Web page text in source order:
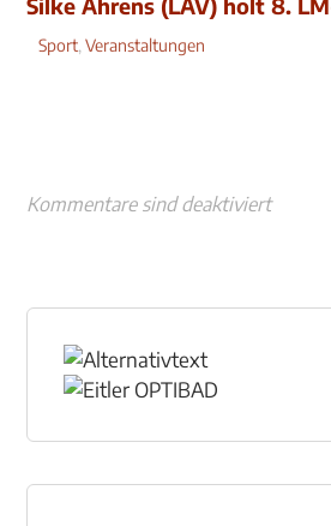
Sport,Veranstaltungen
Kommentare sind deaktiviert